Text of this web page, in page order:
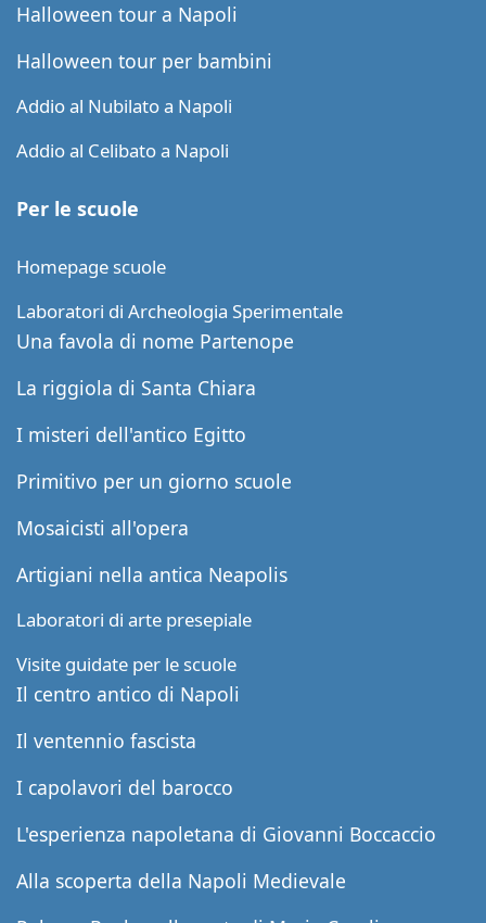
Halloween tour a Napoli
Halloween tour per bambini
Addio al Nubilato a Napoli
Addio al Celibato a Napoli
Per le scuole
Homepage scuole
Laboratori di Archeologia Sperimentale
Una favola di nome Partenope
La riggiola di Santa Chiara
I misteri dell'antico Egitto
Primitivo per un giorno scuole
Mosaicisti all'opera
Artigiani nella antica Neapolis
Laboratori di arte presepiale
Visite guidate per le scuole
Il centro antico di Napoli
Il ventennio fascista
I capolavori del barocco
L'esperienza napoletana di Giovanni Boccaccio
Alla scoperta della Napoli Medievale